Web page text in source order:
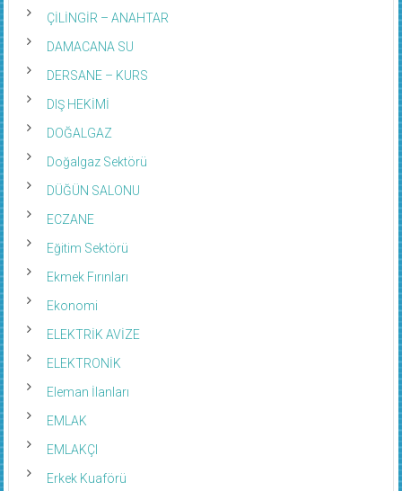
ÇİLİNGİR – ANAHTAR
DAMACANA SU
DERSANE – KURS
DIŞ HEKİMİ
DOĞALGAZ
Doğalgaz Sektörü
DÜĞÜN SALONU
ECZANE
Eğitim Sektörü
Ekmek Fırınları
Ekonomi
ELEKTRİK AVİZE
ELEKTRONİK
Eleman İlanları
EMLAK
EMLAKÇI
Erkek Kuaförü